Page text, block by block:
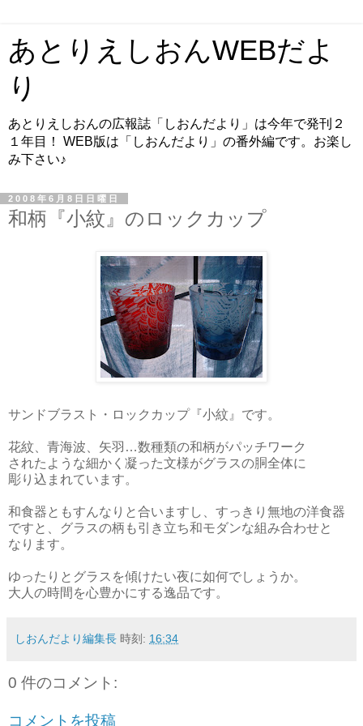
あとりえしおんWEBだよ
り
あとりえしおんの広報誌「しおんだより」は今年で発刊２
１年目！ WEB版は「しおんだより」の番外編です。お楽し
み下さい♪
2008年6月8日日曜日
和柄『小紋』のロックカップ
サンドブラスト・ロックカップ『小紋』です。
花紋、青海波、矢羽…数種類の和柄がパッチワーク
されたような細かく凝った文様がグラスの胴全体に
彫り込まれています。
和食器ともすんなりと合いますし、すっきり無地の洋食器
ですと、グラスの柄も引き立ち和モダンな組み合わせと
なります。
ゆったりとグラスを傾けたい夜に如何でしょうか。
大人の時間を心豊かにする逸品です。
しおんだより編集長 時刻: 16:34
0 件のコメント:
コメントを投稿